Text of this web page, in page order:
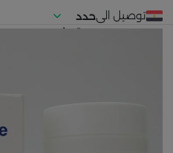
توصيل الىحدد
موقعك